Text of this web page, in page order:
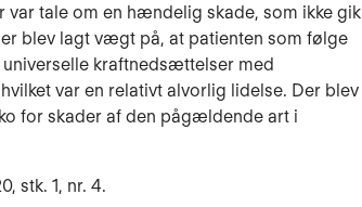
var tale om en hændelig skade, som ikke gik
blev lagt vægt på, at patienten som følge
kraftnedsættelser med
var en relativt alvorlig lidelse. Der blev
for skader af den pågældende art i
stk. 1, nr. 4.